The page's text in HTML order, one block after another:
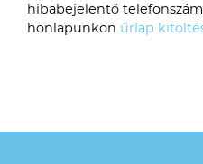
hibabejelentő
honlapunkon űrlap